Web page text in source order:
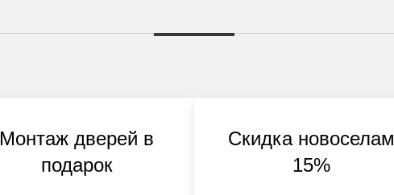
Монтаж дверей в
подарок
Скидка новоселам
15%